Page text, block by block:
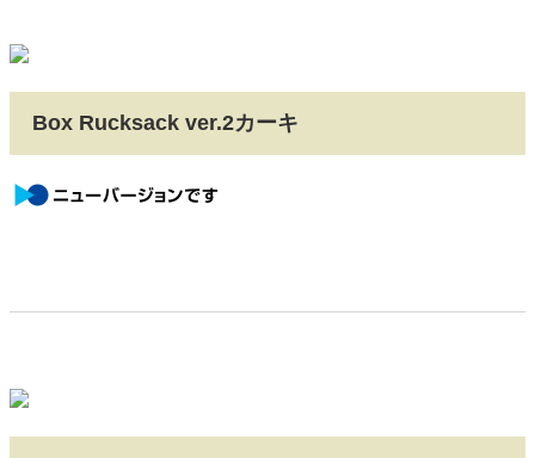
Box Rucksack ver.2カーキ